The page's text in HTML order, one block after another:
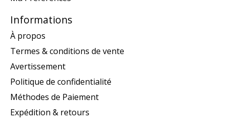
Informations
À propos
Termes & conditions de vente
Avertissement
Politique de confidentialité
Méthodes de Paiement
Expédition & retours